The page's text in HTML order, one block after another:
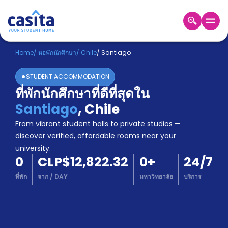
Home TH CLP
เข้าสู่
ระบบ
Booking
Accommodation
About
us
Blog
Refer
And
Earn
Become
Home/ หอพักนักศึกษา/ Chile/ Santiago
STUDENT ACCOMMODATION
ที่พักนักศึกษาที่ดีที่สุดใน
Santiago,Chile
From vibrant student halls to private studios —
discover verified, affordable rooms near your
university.
0
ที่พัก
CLP$12,822.32
จาก / DAY
0+
มหาวิทยาลัย
24/7
บริการ